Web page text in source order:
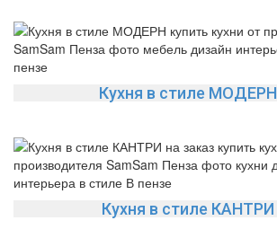
Кухня в стиле МОДЕРН
Кухня в стиле КАНТРИ